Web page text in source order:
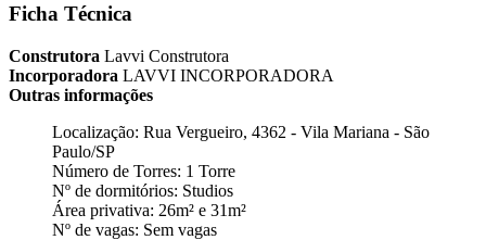
Ficha Técnica
Construtora Lavvi Construtora
Incorporadora LAVVI INCORPORADORA
Outras informações
Localização: Rua Vergueiro, 4362 - Vila Mariana - São
Paulo/SP
Número de Torres: 1 Torre
Nº de dormitórios: Studios
Área privativa: 26m² e 31m²
Nº de vagas: Sem vagas